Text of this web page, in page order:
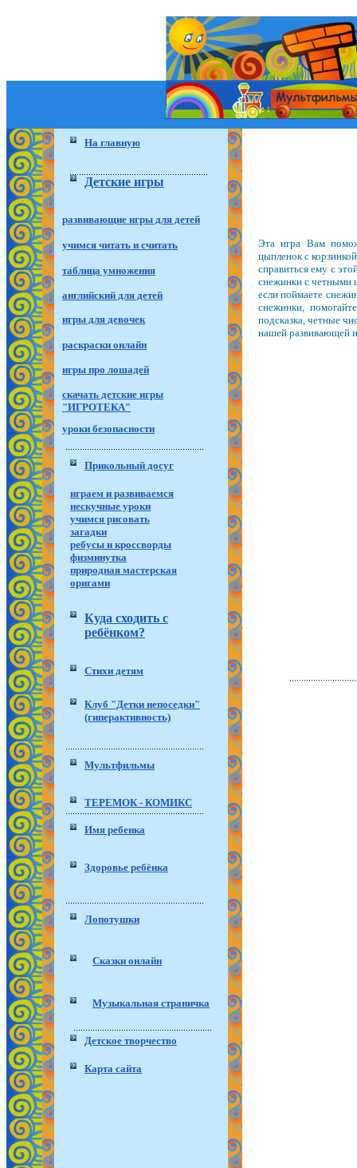
На главную
Детские игры
развивающие игры для детей
учимся читать и считать
таблица умножения
английский для детей
игры для девочек
раскраски онлайн
игры про лошадей
скачать детские игры
"ИГРОТЕКА"
уроки безопасности
Прикольный досуг
играем и развиваемся
нескучные уроки
учимся рисовать
загадки
ребусы и кроссворды
физминутка
природная мастерская
оригами
Куда сходить с
ребёнком?
Стихи детям
Клуб "Детки непоседки"
(гиперактивность)
Мультфильмы
ТЕРЕМОК - КОМИКС
Имя ребенка
Здоровье ребёнка
Лопотушки
Сказки онлайн
Музыкальная страничка
Детское творчество
Карта сайта
Эта игра Вам
цыпленок с
справиться ему с
снежинки с четными
если поймаете
снежинки,
подсказка, четные
нашей развивающей